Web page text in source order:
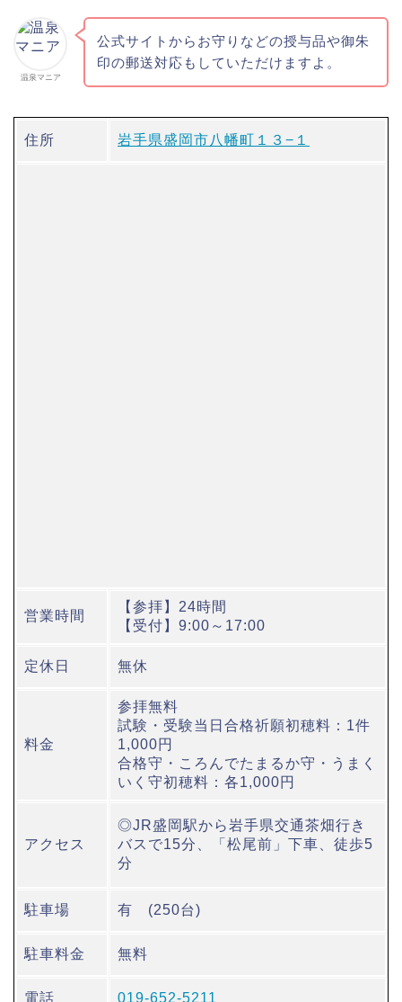
温泉マニア
公式サイトからお守りなどの授与品や御朱
印の郵送対応もしていただけますよ。
住所 岩手県盛岡市八幡町１３−１
営業時間
【参拝】24時間
【受付】9:00～17:00
定休日 無休
料金
参拝無料
試験・受験当日合格祈願初穂料：1件
1,000円
合格守・ころんでたまるか守・うまく
いく守初穂料：各1,000円
アクセス
◎JR盛岡駅から岩手県交通茶畑行き
バスで15分、「松尾前」下車、徒歩5
分
駐車場 有 (250台)
駐車料金 無料
電話 019-652-5211